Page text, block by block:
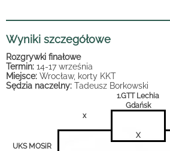
Wyniki szczegółowe
Rozgrywki finałowe
Termin: 14-17 września
Miejsce: Wrocław, korty KKT
Sędzia naczelny: Tadeusz Borkowski
1.GTT Lechia
Gdańsk
x
X
UKS MOSiR